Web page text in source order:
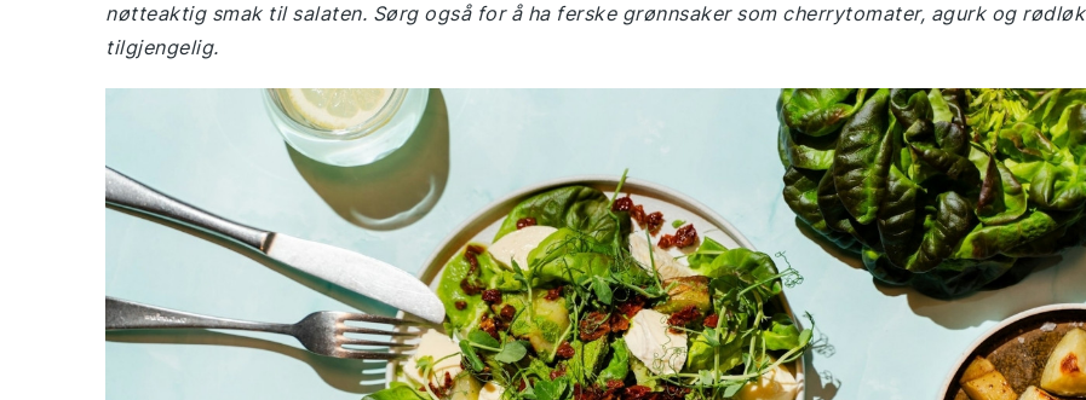
nøtteaktig smak til salaten. Sørg også for å ha ferske grønnsaker som cherrytomater, agurk og rødløk
tilgjengelig.